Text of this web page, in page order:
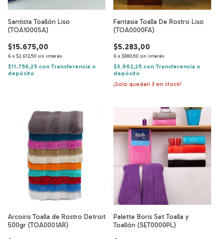
Santista Toallón Liso
(TOA1000SA)
$15.675,00
6 x $2.612,50 sin interés
$11.756,25 con Transferencia o
depósito
Fantasia Toalla De Rostro Liso
(TOA0000FA)
$5.283,00
6 x $880,50 sin interés
$3.962,25 con Transferencia o
depósito
¡Solo quedan 3 en stock!
Arcoiris Toalla de Rostro Detroit
500gr (TOA0001AR)
Palette Boris Set Toalla y
Toallón (SET0000PL)